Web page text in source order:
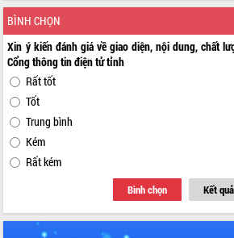
BÌNH CHỌN
Xin ý kiến đánh giá về giao diện, nội dung, chất
Cổng thông tin điện tử tỉnh
Rất tốt
Tốt
Trung bình
Kém
Rất kém
Bình chọn Kết quả